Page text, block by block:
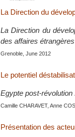
La Direction du
La Direction du
des affaires
Grenoble, June 2012
Le potentiel
Egypte post-
Camille CHARAVET, Anne
Présentation des